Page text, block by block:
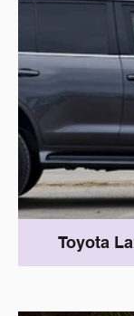
Toyota